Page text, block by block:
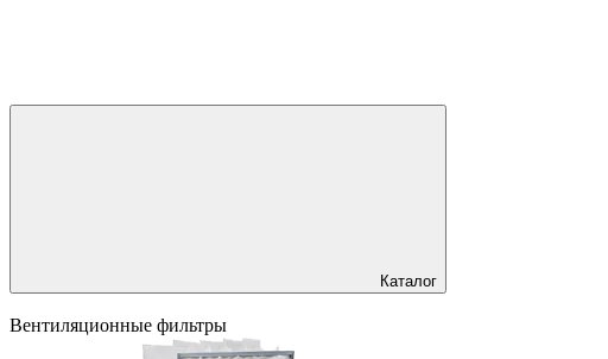
Каталог
Вентиляционные фильтры